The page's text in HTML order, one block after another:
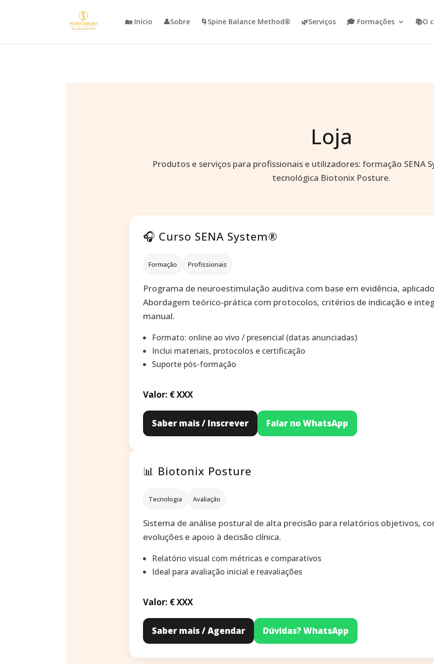
🏡 Início 👤Sobre 🌀Spine Balance Method® 🌿Serviços 🎓 Formações 📚O
Loja
Produtos e serviços para profissionais e utilizadores: formação SENA
tecnológica Biotonix Posture.
🎧 Curso SENA System®
Formação Profissionais
Programa de neuroestimulação auditiva com base em evidência,
Abordagem teórico-prática com protocolos, critérios de indicação e
manual.
Formato: online ao vivo / presencial (datas anunciadas)
Inclui materiais, protocolos e certificação
Suporte pós-formação
Valor: €XXX
Saber mais / Inscrever Falar no WhatsApp
📊 Biotonix Posture
Tecnologia Avaliação
Sistema de análise postural de alta precisão para relatórios objetivos,
evoluções e apoio à decisão clínica.
Relatório visual com métricas e comparativos
Ideal para avaliação inicial e reavaliações
Valor: €XXX
Saber mais / Agendar Dúvidas? WhatsApp